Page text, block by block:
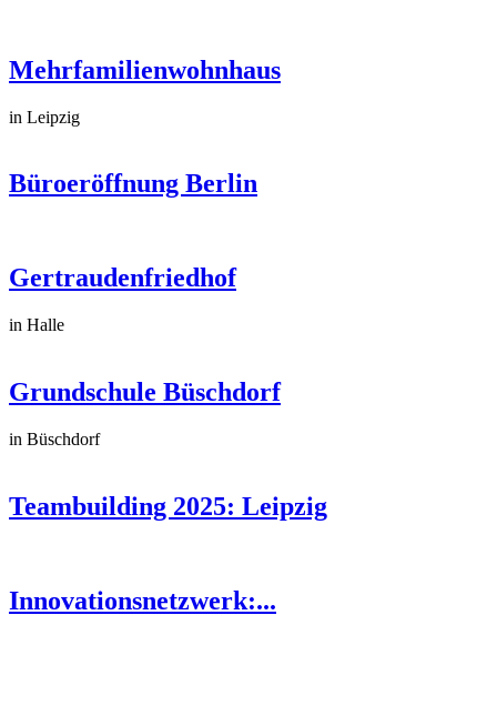
Mehrfamilienwohnhaus
in Leipzig
Büroeröffnung Berlin
Gertraudenfriedhof
in Halle
Grundschule Büschdorf
in Büschdorf
Teambuilding 2025: Leipzig
Innovationsnetzwerk:...